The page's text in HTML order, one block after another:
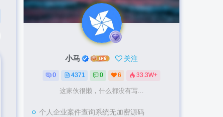
小马 关注
0 4371 0 6 33.3W+
这家伙很懒，什么都没有写...
个人企业案件查询系统无加密源码